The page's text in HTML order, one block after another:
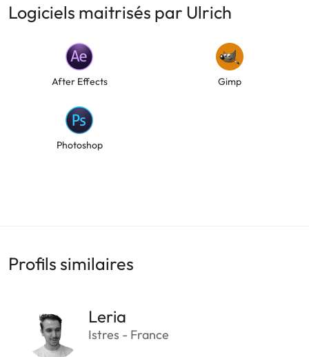
Logiciels maitrisés par Ulrich
After Effects Gimp
Photoshop
Profils similaires
Leria
Istres - France